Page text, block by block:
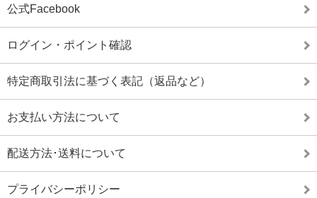
公式Facebook
ログイン・ポイント確認
特定商取引法に基づく表記（返品など）
お支払い方法について
配送方法･送料について
プライバシーポリシー